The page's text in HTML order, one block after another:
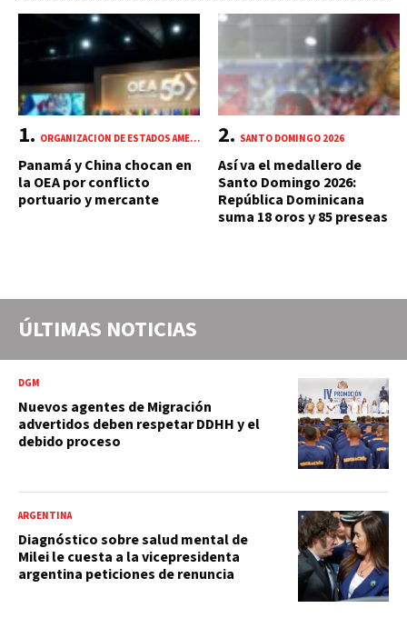
ORGANIZACIÓN DE ESTADOS AMERICANOS (OEA)
Panamá y China chocan en
la OEA por conflicto
portuario y mercante
SANTO DOMINGO 2026
Así va el medallero de
Santo Domingo 2026:
República Dominicana
suma 18 oros y 85 preseas
ÚLTIMAS NOTICIAS
DGM
Nuevos agentes de Migración
advertidos deben respetar DDHH y el
debido proceso
ARGENTINA
Diagnóstico sobre salud mental de
Milei le cuesta a la vicepresidenta
argentina peticiones de renuncia